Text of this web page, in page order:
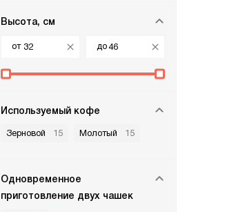
Высота, см
от до
Используемый кофе
Зерновой 15 Молотый 15
Одновременное
приготовление двух чашек